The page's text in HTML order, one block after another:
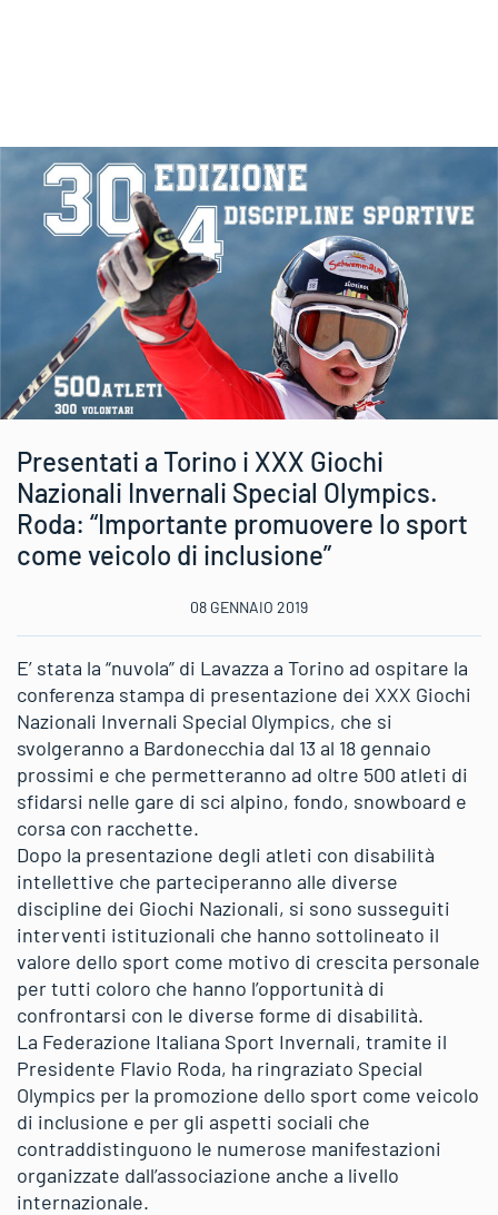
Presentati a Torino i XXX Giochi
Nazionali Invernali Special Olympics.
Roda: “Importante promuovere lo sport
come veicolo di inclusione”
08 GENNAIO 2019
E’ stata la “nuvola” di Lavazza a Torino ad ospitare la
conferenza stampa di presentazione dei XXX Giochi
Nazionali Invernali Special Olympics, che si
svolgeranno a Bardonecchia dal 13 al 18 gennaio
prossimi e che permetteranno ad oltre 500 atleti di
sfidarsi nelle gare di sci alpino, fondo, snowboard e
corsa con racchette.
Dopo la presentazione degli atleti con disabilità
intellettive che parteciperanno alle diverse
discipline dei Giochi Nazionali, si sono susseguiti
interventi istituzionali che hanno sottolineato il
valore dello sport come motivo di crescita personale
per tutti coloro che hanno l’opportunità di
confrontarsi con le diverse forme di disabilità.
La Federazione Italiana Sport Invernali, tramite il
Presidente Flavio Roda, ha ringraziato Special
Olympics per la promozione dello sport come veicolo
di inclusione e per gli aspetti sociali che
contraddistinguono le numerose manifestazioni
organizzate dall’associazione anche a livello
internazionale.